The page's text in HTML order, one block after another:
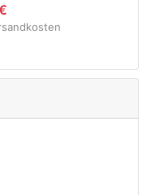
Inkl 19% MwSt. zzgl.